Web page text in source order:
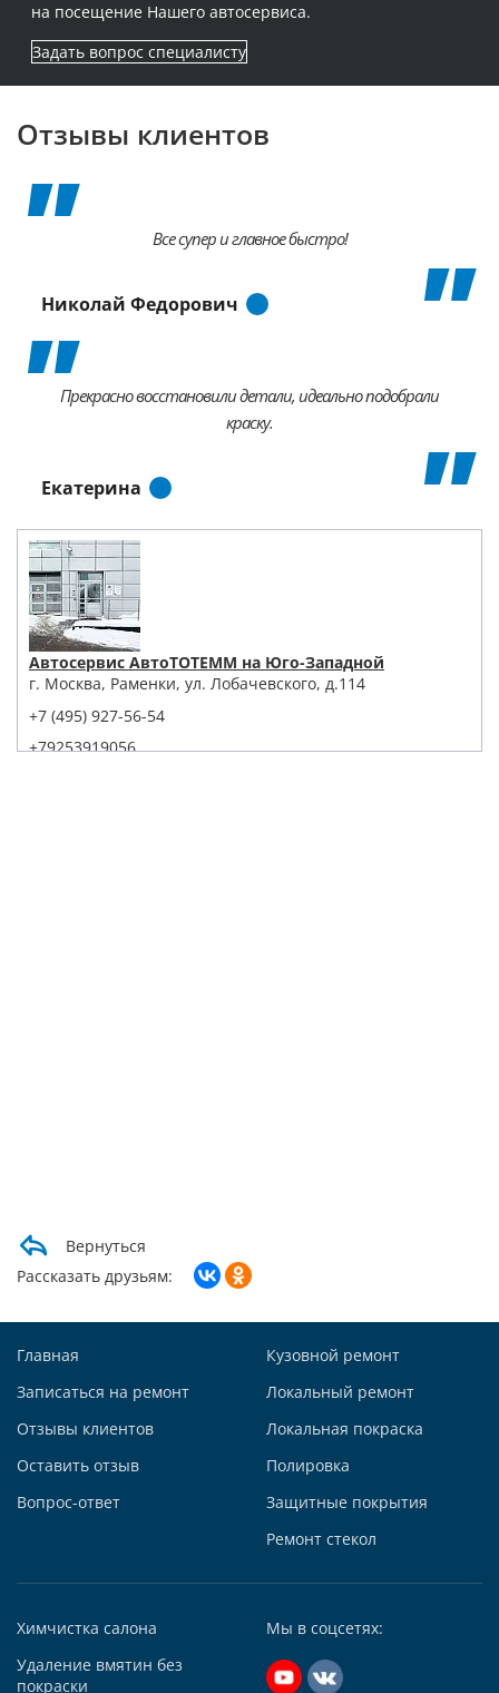
на посещение Нашего автосервиса.
Задать вопрос специалисту
Отзывы клиентов
Все супер и главное быстро!
Николай Федорович
Прекрасно восстановили детали, идеально подобрали
краску.
Екатерина
Автосервис АвтоТОТЕММ на Юго-Западной
г. Москва, Раменки, ул. Лобачевского, д.114
+7 (495) 927-56-54
+79253919056
121059, г. Москва, ул. Киевская, д. 14, стр. 3
+7 (495) 927-56-51
Telegram
Заказать звонок
Вернуться
Рассказать друзьям:
Главная
Записаться на ремонт
Отзывы клиентов
Оставить отзыв
Вопрос-ответ
Кузовной ремонт
Локальный ремонт
Локальная покраска
Полировка
Защитные покрытия
Ремонт стекол
Химчистка салона
Удаление вмятин без
покраски
Мы в соцсетях: